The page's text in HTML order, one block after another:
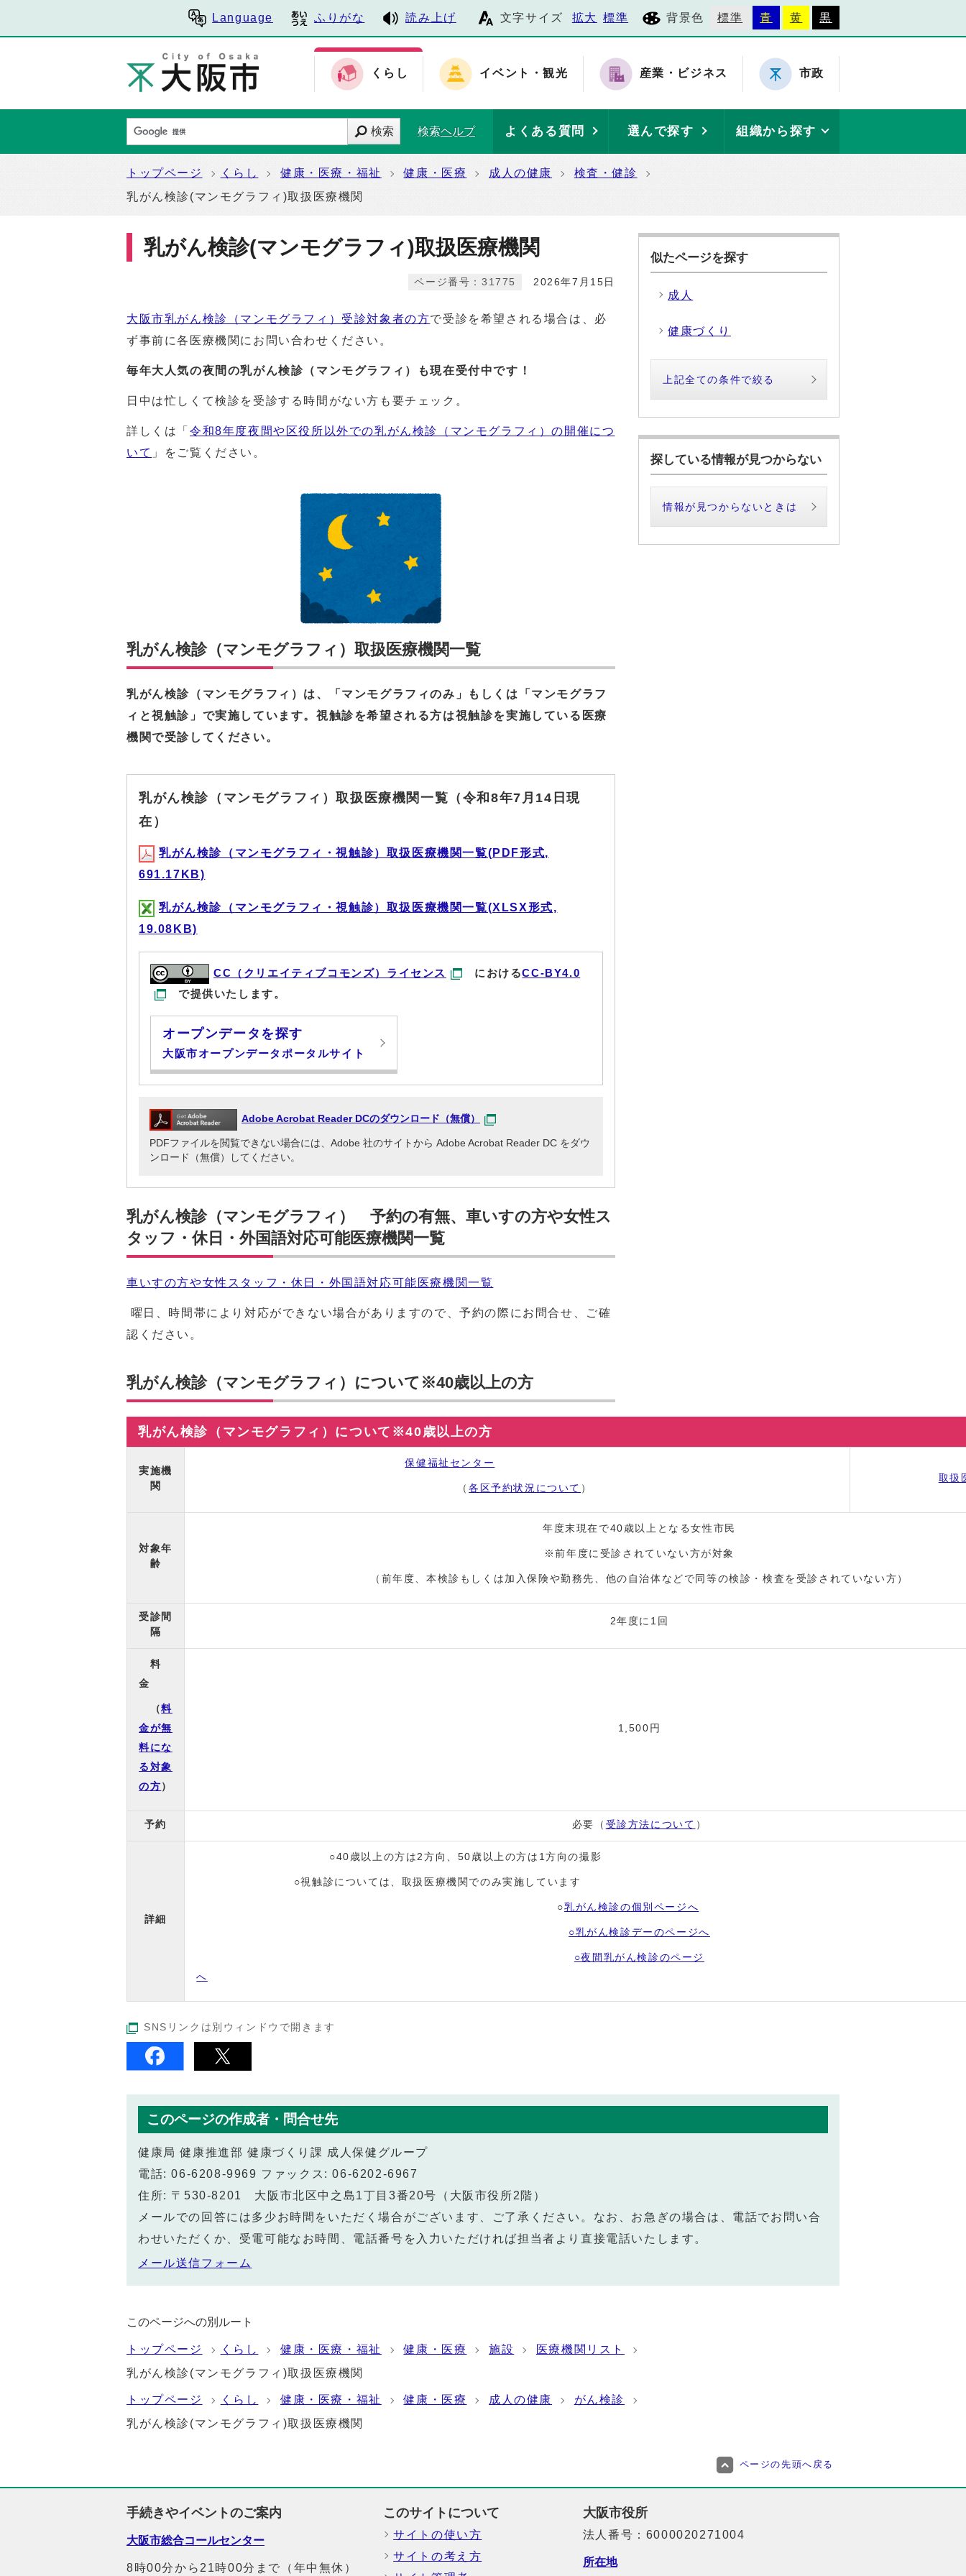
Language ふりがな 読み上げ 文字サイズ 拡大 標準 背景色 標準 青 黄 黒
くらし イベント・観光 産業・ビジネス 市政
検索 検索ヘルプ よくある質問 選んで探す 組織から探す
トップページ くらし 健康・医療・福祉 健康・医療 成人の健康
検査・健診
乳がん検診(マンモグラフィ)取扱医療機関
乳がん検診(マンモグラフィ)取扱医療機関
2026年7月15日
ページ番号：31775
大阪市乳がん検診（マンモグラフィ）受診対象者の方で受診を希望される場合は、必
ず事前に各医療機関にお問い合わせください。
毎年大人気の夜間の乳がん検診（マンモグラフィ）も現在受付中です！
日中は忙しくて検診を受診する時間がない方も要チェック。
詳しくは「 令和8年度夜間や区役所以外での乳がん検診（マンモグラフィ）の開催につ
いて 」をご覧ください。
乳がん検診（マンモグラフィ）取扱医療機関一覧
乳がん検診（マンモグラフィ）は、
「マンモグラフィのみ」もしくは「マンモグラフ
ィと視触診」で実施しています。視触診を希望される方は視触診を実施している医療
機関で受診してください。
乳がん検診（マンモグラフィ）取扱医療機関一覧（令和8年7月14日現
在）
乳がん検診（マンモグラフィ・視触診）取扱医療機関一覧(PDF形式,
691.17KB)
乳がん検診（マンモグラフィ・視触診）取扱医療機関一覧(XLSX形式,
19.08KB)
CC（クリエイティブコモンズ）ライセンス におけるCC-BY4.0
で提供いたします。
オープンデータを探す
大阪市オープンデータポータルサイト
Adobe Acrobat Reader DCのダウンロード（無償）
PDFファイルを閲覧できない場合には、Adobe 社のサイトから Adobe Acrobat Reader DC をダウ
ンロード（無償）してください。
乳がん検診（マンモグラフィ） 予約の有無、車いすの方や女性ス
タッフ・休日・外国語対応可能医療機関一覧
車いすの方や女性スタッフ・休日・外国語対応可能医療機関一覧
曜日、時間帯により対応ができない場合がありますので、予約の際にお問合せ、ご確
認ください。
乳がん検診（マンモグラフィ）について※40歳以上の方
乳がん検診（マンモグラフィ）について※40歳以上の方
実施機
関
保健福祉センター
（各区予約状況について ）
取扱
対象年
齢
年度末現在で40歳以上となる女性市民
※前年度に受診されていない方が対象
（前年度、本検診もしくは加入保険や勤務先、他の自治体などで同等の検診・検査を受診されていない方）
受診間
隔
2年度に1回
料
金
（料
金が無
料にな
る対象
の方）
1,500円
予約 必要（ 受診方法について ）
詳細
○40歳以上の方は2方向、50歳以上の方は1方向の撮影
○視触診については、取扱医療機関でのみ実施していま
○乳がん検診の個別ページへ
○乳がん検診デーのページへ
○夜間乳がん検診のページ
へ
SNSリンクは別ウィンドウで開きます
似たページを探す
成人
健康づくり
上記全ての条件で絞る
探している情報が見つからない
情報が見つからないときは
このページの作成者・問合せ先
健康局 健康推進部 健康づくり課 成人保健グループ
電話: 06-6208-9969 ファックス: 06-6202-6967
住所: 〒530-8201 大阪市北区中之島1丁目3番20号（大阪市役所2階）
メールでの回答には多少お時間をいただく場合がございます、ご了承ください。なお、お急ぎの場合は、電話でお問い合
わせいただくか、受電可能なお時間、電話番号を入力いただければ担当者より直接電話いたします。
メール送信フォーム
このページへの別ルート
トップページ くらし 健康・医療・福祉 健康・医療 施設
医療機関リスト
乳がん検診(マンモグラフィ)取扱医療機関
トップページ くらし 健康・医療・福祉 健康・医療 成人の健康
がん検診
乳がん検診(マンモグラフィ)取扱医療機関
ページの先頭へ戻る
手続きやイベントのご案内
大阪市総合コールセンター
8時00分から21時00分まで（年中無休）
このサイトについて
サイトの使い方
サイトの考え方
大阪市役所
法人番号：6000020271004
所在地